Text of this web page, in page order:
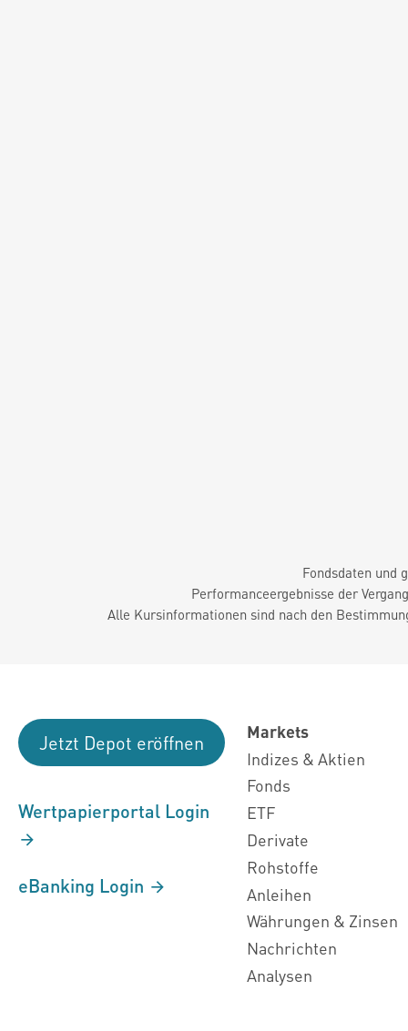
Fondsdaten und
Performanceergebnisse der
Alle Kursinformationen sind nach den
Jetzt Depot eröffnen
Wertpapierportal Login
eBanking Login
Markets
Indizes & Aktien
Fonds
ETF
Derivate
Rohstoffe
Anleihen
Währungen & Zinsen
Nachrichten
Analysen